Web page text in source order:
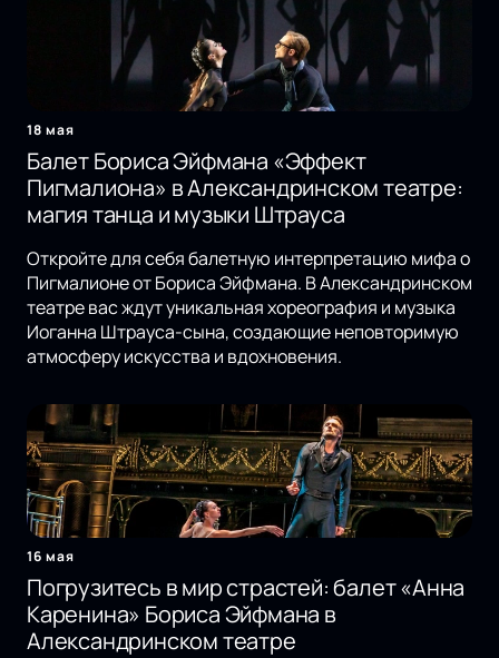
18 мая
Балет Бориса Эйфмана «Эффект
Пигмалиона» в Александринском театре:
магия танца и музыки Штрауса
Откройте для себя балетную интерпретацию мифа о
Пигмалионе от Бориса Эйфмана. В Александринском
театре вас ждут уникальная хореография и музыка
Иоганна Штрауса-сына, создающие неповторимую
атмосферу искусства и вдохновения.
16 мая
Погрузитесь в мир страстей: балет «Анна
Каренина» Бориса Эйфмана в
Александринском театре